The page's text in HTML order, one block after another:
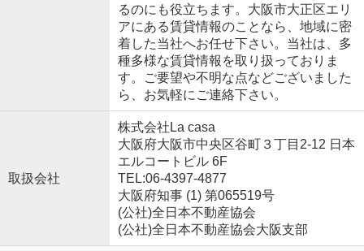
るのにも役立ちます。大阪市大正区エリ
アにある賃貸情報のことなら、地域に密
着した当社へお任せ下さい。当社は、多
種多様な賃貸情報を取り扱っておりま
す。ご要望や不明な点などございました
ら、お気軽にご連絡下さい。
取扱会社
株式会社La casa
大阪府大阪市中央区谷町３丁目2-12 日本
エルコートビル 6F
TEL:06-4397-4877
大阪府知事 (1) 第065519号
(公社)全日本不動産協会
(公社)全日本不動産協会大阪支部